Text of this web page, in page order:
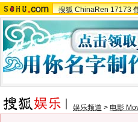
搜狐 ChinaRen 17173
娱乐频道 > 电影